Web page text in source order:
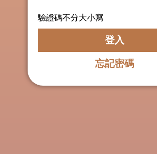
驗證碼不分大小寫
忘記密碼